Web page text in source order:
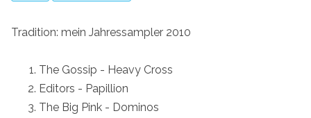
Tradition: mein Jahressampler 2010
The Gossip - Heavy Cross
Editors - Papillion
The Big Pink - Dominos